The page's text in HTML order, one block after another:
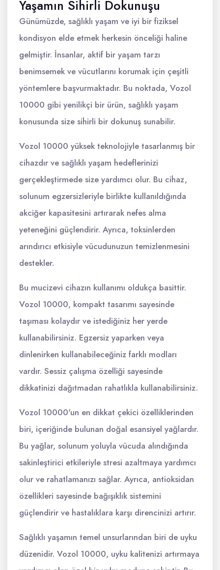
Yaşamın Sihirli Dokunuşu
Günümüzde, sağlıklı yaşam ve iyi bir fiziksel
kondisyon elde etmek herkesin önceliği haline
gelmiştir. İnsanlar, aktif bir yaşam tarzı
benimsemek ve vücutlarını korumak için çeşitli
yöntemlere başvurmaktadır. Bu noktada, Vozol
10000 gibi yenilikçi bir ürün, sağlıklı yaşam
konusunda size sihirli bir dokunuş sunabilir.
Vozol 10000 yüksek teknolojiyle tasarlanmış bir
cihazdır ve sağlıklı yaşam hedeflerinizi
gerçekleştirmede size yardımcı olur. Bu cihaz,
solunum egzersizleriyle birlikte kullanıldığında
akciğer kapasitesini artırarak nefes alma
yeteneğini güçlendirir. Ayrıca, toksinlerden
arındırıcı etkisiyle vücudunuzun temizlenmesini
destekler.
Bu mucizevi cihazın kullanımı oldukça basittir.
Vozol 10000, kompakt tasarımı sayesinde
taşıması kolaydır ve istediğiniz her yerde
kullanabilirsiniz. Egzersiz yaparken veya
dinlenirken kullanabileceğiniz farklı modları
vardır. Sessiz çalışma özelliği sayesinde
dikkatinizi dağıtmadan rahatlıkla kullanabilirsiniz.
Vozol 10000'un en dikkat çekici özelliklerinden
biri, içeriğinde bulunan doğal esansiyel yağlardır.
Bu yağlar, solunum yoluyla vücuda alındığında
sakinleştirici etkileriyle stresi azaltmaya yardımcı
olur ve rahatlamanızı sağlar. Ayrıca, antioksidan
özellikleri sayesinde bağışıklık sistemini
güçlendirir ve hastalıklara karşı direncinizi artırır.
Sağlıklı yaşamın temel unsurlarından biri de uyku
düzenidir. Vozol 10000, uyku kalitenizi artırmaya